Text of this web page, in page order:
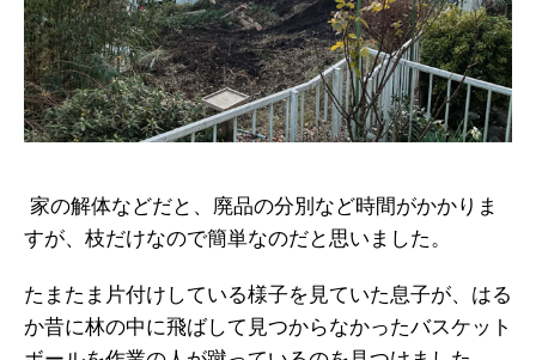
家の解体などだと、廃品の分別など時間がかかりま
すが、枝だけなので簡単なのだと思いました。
たまたま片付けしている様子を見ていた息子が、はる
か昔に林の中に飛ばして見つからなかったバスケット